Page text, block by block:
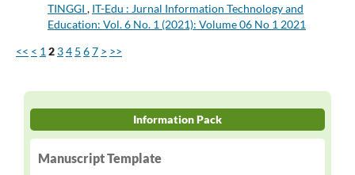
TINGGI , IT-Edu : Jurnal Information Technology and
Education: Vol. 6 No. 1 (2021): Volume 06 No 1 2021
<< < 1 2 34 5 67 > >>
Information Pack
Manuscript Template